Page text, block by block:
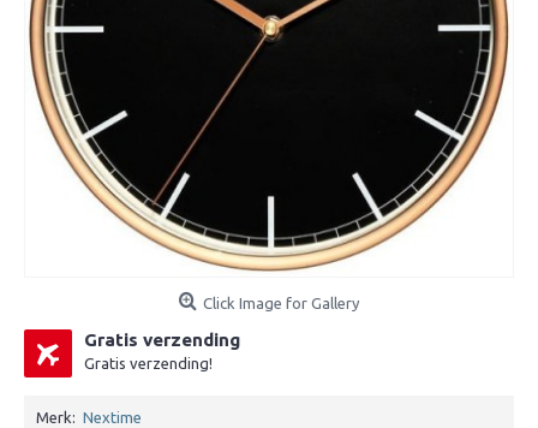
Click Image for Gallery
Gratis verzending
Gratis verzending!
Merk: Nextime